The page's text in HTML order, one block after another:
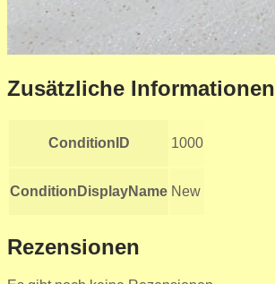
Zusätzliche Informationen
ConditionID 1000
ConditionDisplayName New
Rezensionen